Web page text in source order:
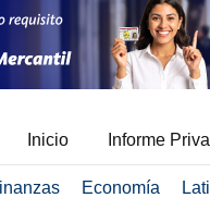
Inicio Informe
Economía